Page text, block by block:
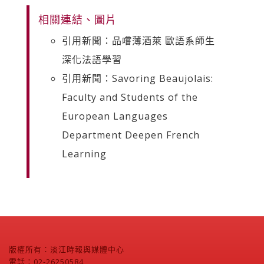
相關連結、圖片
引用新聞：品嚐薄酒萊 歐語系師生
深化法語學習
引用新聞：Savoring Beaujolais:
Faculty and Students of the
European Languages
Department Deepen French
Learning
版權所有：淡江時報與媒體中心
電話：02-26250584